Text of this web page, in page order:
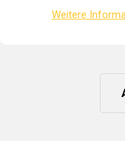
Weitere
Lader,